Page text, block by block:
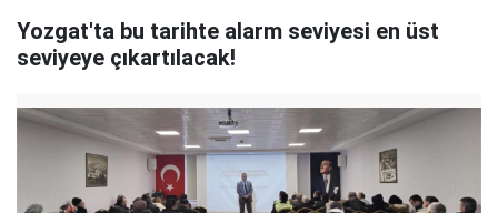
Yozgat'ta bu tarihte alarm seviyesi en üst
seviyeye çıkartılacak!